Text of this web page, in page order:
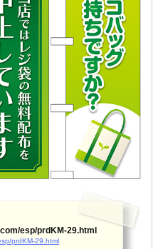
esp/prdKM-29.html
prdKM-29.html